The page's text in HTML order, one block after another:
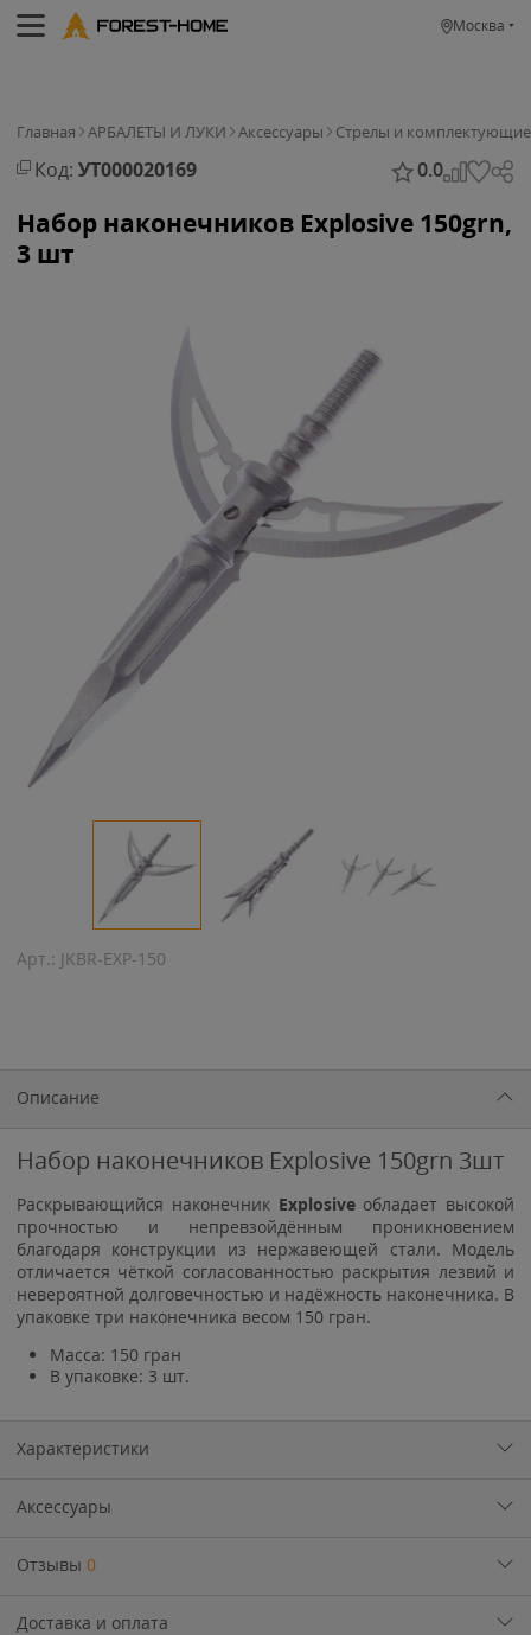
Москва
Главная АРБАЛЕТЫ И ЛУКИ Аксессуары Стрелы и комплектующие
Код: УТ000020169 0.0
Набор наконечников Explosive 150grn,
3 шт
Арт.: JKBR-EXP-150
Описание
Набор наконечников Explosive 150grn 3шт
Раскрывающийся наконечник Explosive обладает высокой
прочностью и непревзойдённым проникновением
благодаря конструкции из нержавеющей стали. Модель
отличается чёткой согласованностью раскрытия лезвий и
невероятной долговечностью и надёжность наконечника. В
упаковке три наконечника весом 150 гран.
Масса: 150 гран
В упаковке: 3 шт.
Характеристики
Аксессуары
Отзывы 0
Доставка и оплата